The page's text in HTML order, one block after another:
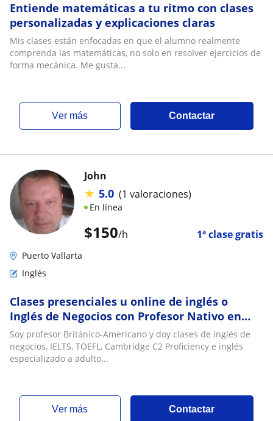
Entiende matemáticas a tu ritmo con clases
personalizadas y explicaciones claras
Mis clases están enfocadas en que el alumno realmente
comprenda las matemáticas, no solo en resolver ejercicios de
forma mecánica. Me gusta...
ver más Contactar
$150/h 1ª clase gratis
John
★ 5.0 (1 valoraciones)
En línea
Puerto Vallarta
Inglés
Clases presenciales u online de inglés o
Inglés de Negocios con Profesor Nativo en
Lima
Soy profesor Británico-Americano y doy clases de inglés de
negocios, IELTS, TOEFL, Cambridge C2 Proficiency e inglés
especializado a adulto...
ver más Contactar